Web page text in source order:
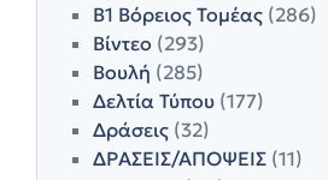
Β1 Βόρειος Τομέας (286)
Βίντεο (293)
Βουλή (285)
Δελτία Τύπου (177)
Δράσεις (32)
ΔΡΑΣΕΙΣ/ΑΠΟΨΕΙΣ (11)